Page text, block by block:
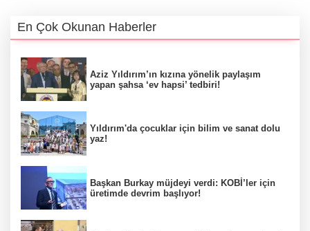
En Çok Okunan Haberler
Aziz Yıldırım’ın kızına yönelik paylaşım
yapan şahsa ‘ev hapsi’ tedbiri!
Yıldırım'da çocuklar için bilim ve sanat dolu
yaz!
Başkan Burkay müjdeyi verdi: KOBİ’ler için
üretimde devrim başlıyor!